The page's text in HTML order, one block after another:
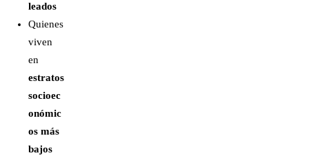
leados
Quienes
viven
en
estratos
socioec
onómic
os más
bajos